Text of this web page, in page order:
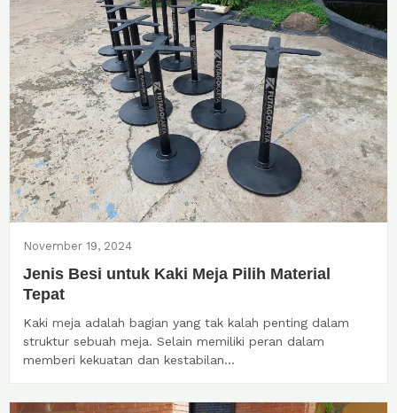
November 19, 2024
Jenis Besi untuk Kaki Meja Pilih Material
Tepat
Kaki meja adalah bagian yang tak kalah penting dalam
struktur sebuah meja. Selain memiliki peran dalam
memberi kekuatan dan kestabilan...